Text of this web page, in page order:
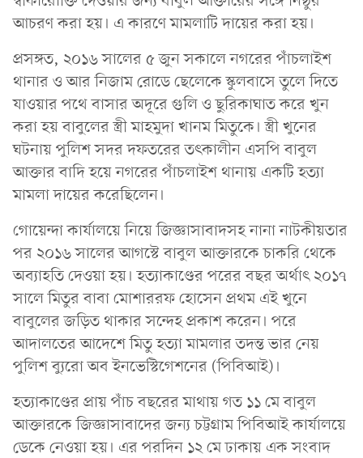
আচরণ করা হয়। এ কারণে মামলাটি দায়ের করা হয়।
প্রসঙ্গত, ২০১৬ সালের ৫ জুন সকালে নগরের পাঁচলাইশ
থানার ও আর নিজাম রোডে ছেলেকে স্কুলবাসে তুলে দিতে
যাওয়ার পথে বাসার অদূরে গুলি ও ছুরিকাঘাত করে খুন
করা হয় বাবুলের স্ত্রী মাহমুদা খানম মিতুকে। স্ত্রী খুনের
ঘটনায় পুলিশ সদর দফতরের তৎকালীন এসপি বাবুল
আক্তার বাদি হয়ে নগরের পাঁচলাইশ থানায় একটি হত্যা
মামলা দায়ের করেছিলেন।
গোয়েন্দা কার্যালয়ে নিয়ে জিজ্ঞাসাবাদসহ নানা নাটকীয়তার
পর ২০১৬ সালের আগস্টে বাবুল আক্তারকে চাকরি থেকে
অব্যাহতি দেওয়া হয়। হত্যাকাণ্ডের পরের বছর অর্থাৎ ২০১৭
সালে মিতুর বাবা মোশাররফ হোসেন প্রথম এই খুনে
বাবুলের জড়িত থাকার সন্দেহ প্রকাশ করেন। পরে
আদালতের আদেশে মিতু হত্যা মামলার তদন্ত ভার নেয়
পুলিশ ব্যুরো অব ইনভেস্টিগেশনের (পিবিআই)।
হত্যাকাণ্ডের প্রায় পাঁচ বছরের মাথায় গত ১১ মে বাবুল
আক্তারকে জিজ্ঞাসাবাদের জন্য চট্টগ্রাম পিবিআই কার্যালয়ে
ডেকে নেওয়া হয়। এর পরদিন ১২ মে ঢাকায় এক সংবাদ